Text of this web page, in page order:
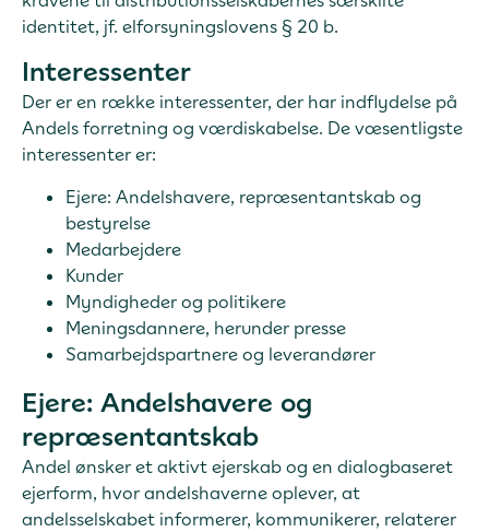
identitet, jf. elforsyningslovens § 20 b.
Interessenter
Der er en række interessenter, der har indflydelse på
Andels forretning og værdiskabelse. De væsentligste
interessenter er:
Ejere: Andelshavere, repræsentantskab og
bestyrelse
Medarbejdere
Kunder
Myndigheder og politikere
Meningsdannere, herunder presse
Samarbejdspartnere og leverandører
Ejere: Andelshavere og
repræsentantskab
Andel ønsker et aktivt ejerskab og en dialogbaseret
ejerform, hvor andelshaverne oplever, at
andelsselskabet informerer, kommunikerer, relaterer